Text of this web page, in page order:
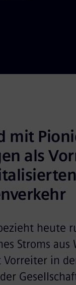
mit
als
heute
Stroms aus
Vorreiter in